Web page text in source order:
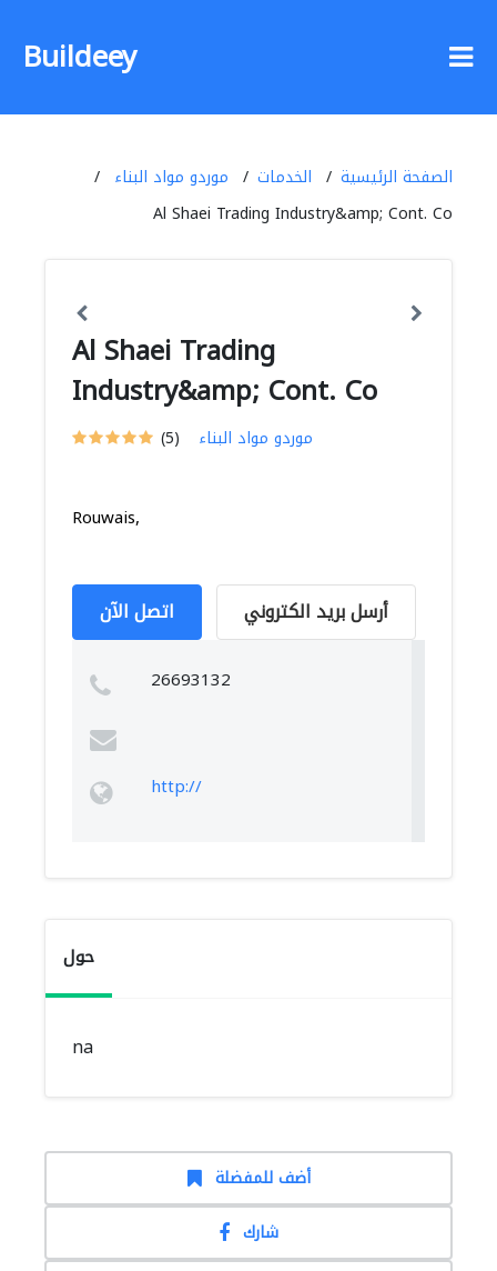
Buildeey
الصفحة الرئيسية الخدمات
موردو مواد البناء
Al Shaei Trading Industry&amp; Cont. Co
Al Shaei Trading
Industry&amp; Cont. Co
(5) موردو مواد البناء
Rouwais,
اتصل الآن أرسل بريد الكتروني
26693132
http://
حول
na
أضف للمفضلة
شارك